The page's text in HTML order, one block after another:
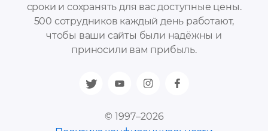
сроки и сохранять для вас доступные цены.
500 сотрудников каждый день работают,
чтобы ваши сайты были надёжны и
приносили вам прибыль.
© 1997–2026